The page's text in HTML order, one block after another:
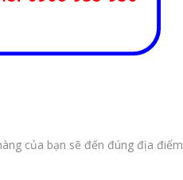
của bạn sẽ đến đúng địa điểm